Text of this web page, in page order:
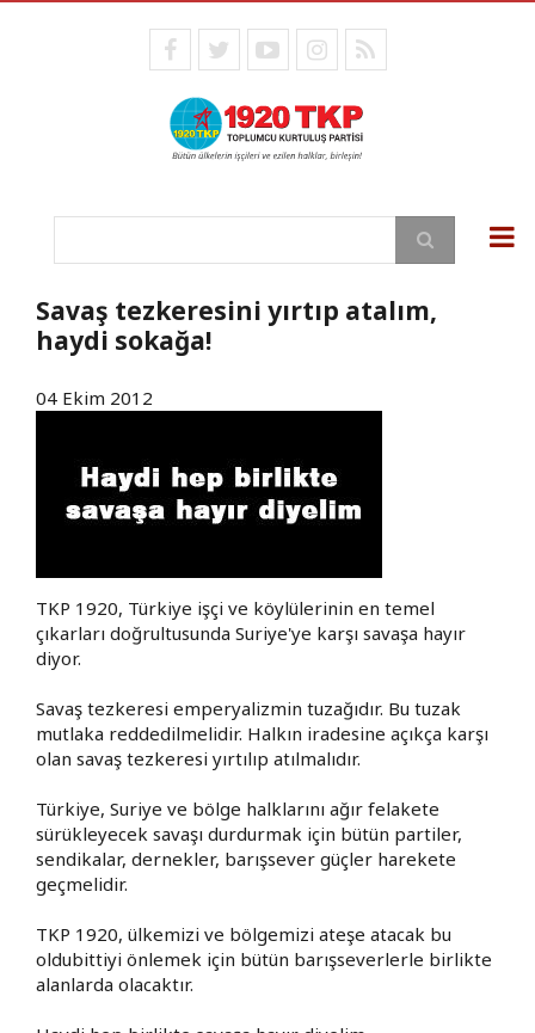
facebooktwitteryoutubeinstagram
RSS
Ara
Savaş tezkeresini yırtıp atalım,
haydi sokağa!
04 Ekim 2012
TKP 1920, Türkiye işçi ve köylülerinin en temel
çıkarları doğrultusunda Suriye'ye karşı savaşa hayır
diyor.
Savaş tezkeresi emperyalizmin tuzağıdır. Bu tuzak
mutlaka reddedilmelidir. Halkın iradesine açıkça karşı
olan savaş tezkeresi yırtılıp atılmalıdır.
Türkiye, Suriye ve bölge halklarını ağır felakete
sürükleyecek savaşı durdurmak için bütün partiler,
sendikalar, dernekler, barışsever güçler harekete
geçmelidir.
TKP 1920, ülkemizi ve bölgemizi ateşe atacak bu
oldubittiyi önlemek için bütün barışseverlerle birlikte
alanlarda olacaktır.